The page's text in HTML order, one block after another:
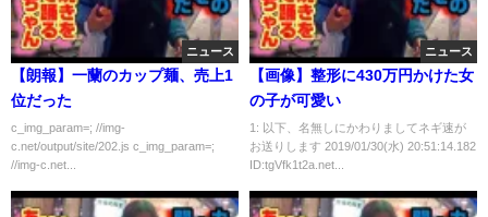
ニュース
【朗報】一蘭のカップ麺、売上1
位だった
c_img_param=; //img-
c.net/output/site/202.js c_img_param=;
//img-c.net...
ニュース
【画像】整形に430万円かけた女
の子が可愛い
1: 以下、名無しにかわりましてネギ速が
お送りします 2019/01/30(水) 20:51:14.182
ID:tgVfk1t2a.net...